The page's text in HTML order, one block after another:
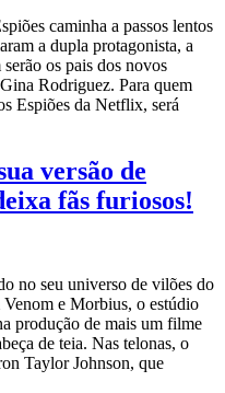
caminha a passos lentos
a dupla protagonista, a
os pais dos novos
Rodriguez. Para quem
Espiões da Netflix, será
versão de
fãs furiosos!
no seu universo de vilões do
e Morbius, o estúdio
produção de mais um filme
de teia. Nas telonas, o
Taylor Johnson, que